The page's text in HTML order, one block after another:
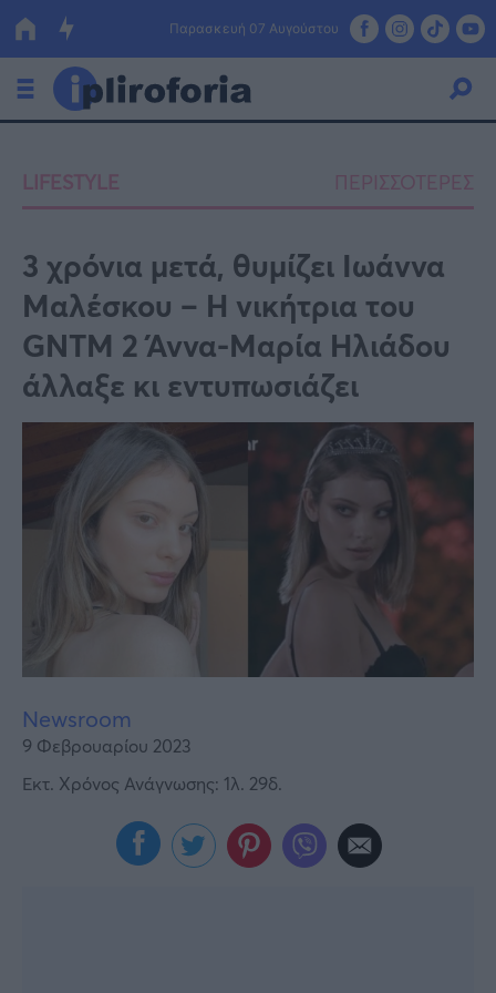
Παρασκευή 07 Αυγούστου
Οικονομία
Πολιτική
Τράπεζες
Επιδοτήσεις
ΕΣΠΑ
Κόσμος
Lifestyle
Αθλητικά
Υγεία
Γυναίκα
Καιρός
LIFESTYLE ΠΕΡΙΣΣΟΤΕΡΕΣ
3 χρόνια μετά, θυμίζει Ιωάννα
Μαλέσκου – H νικήτρια του
GNTM 2 Άννα-Μαρία Ηλιάδου
άλλαξε κι εντυπωσιάζει
Newsroom
9 Φεβρουαρίου 2023
Εκτ. Χρόνος Ανάγνωσης: 1λ. 29δ.